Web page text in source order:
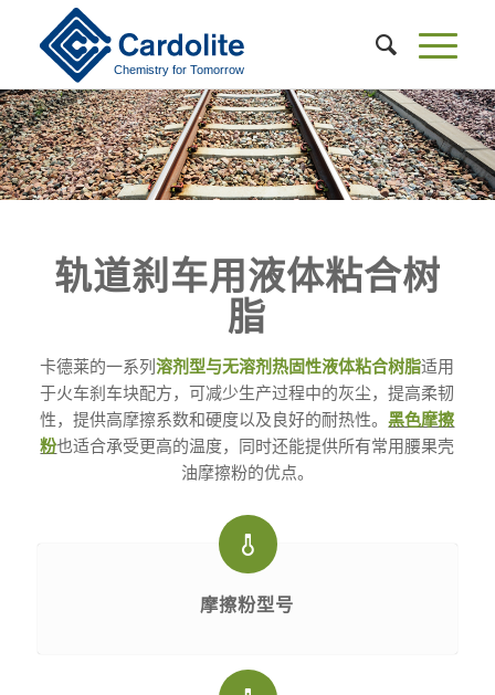
轨道刹车用液体粘合树
脂
卡德莱的一系列溶剂型与无溶剂热固性液体粘合树脂适用
于火车刹车块配方，可减少生产过程中的灰尘，提高柔韧
性，提供高摩擦系数和硬度以及良好的耐热性。黑色摩擦
粉也适合承受更高的温度，同时还能提供所有常用腰果壳
油摩擦粉的优点。
摩擦粉型号